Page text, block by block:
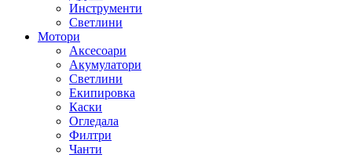
Инструменти
Светлини
Мотори
Аксесоари
Акумулатори
Светлини
Екипировка
Каски
Огледала
Филтри
Чанти